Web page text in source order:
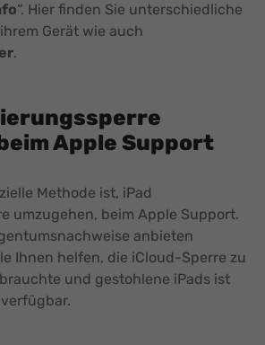
“. Hier finden Sie unterschiedliche
Gerät wie auch
.
Apple Support
Methode ist, iPad
umzugehen, beim Apple Support.
anbieten
Ihnen helfen, die iCloud-Sperre zu
und gestohlene iPads ist